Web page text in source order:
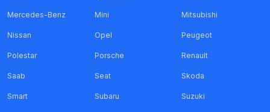
Mercedes-Benz Mini Mitsubishi
Nissan Opel Peugeot
Polestar Porsche Renault
Saab Seat Skoda
Smart Subaru Suzuki